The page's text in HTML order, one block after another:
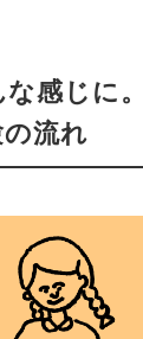
感じに。
流れ